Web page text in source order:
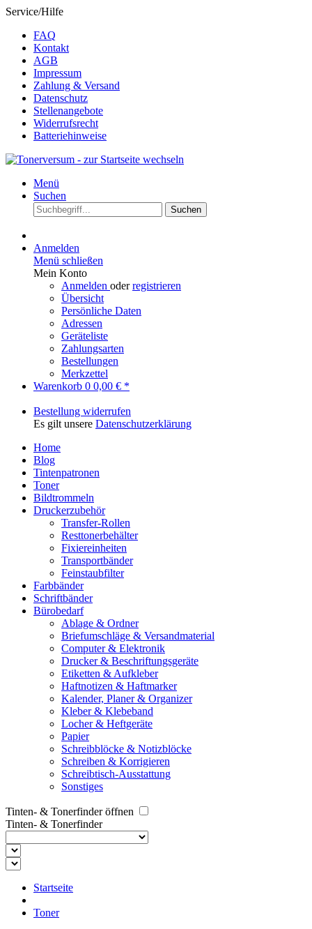
Service/Hilfe
FAQ
Kontakt
AGB
Impressum
Zahlung & Versand
Datenschutz
Stellenangebote
Widerrufsrecht
Batteriehinweise
Menü
Suchen
Suchen
Anmelden
Menü schließen
Mein Konto
Anmelden oderregistrieren
Übersicht
Persönliche Daten
Adressen
Geräteliste
Zahlungsarten
Bestellungen
Merkzettel
Warenkorb 0 0,00 € *
Bestellung widerrufen
Es gilt unsere Datenschutzerklärung
Home
Blog
Tintenpatronen
Toner
Bildtrommeln
Druckerzubehör
Transfer-Rollen
Resttonerbehälter
Fixiereinheiten
Transportbänder
Feinstaubfilter
Farbbänder
Schriftbänder
Bürobedarf
Ablage & Ordner
Briefumschläge & Versandmaterial
Computer & Elektronik
Drucker & Beschriftungsgeräte
Etiketten & Aufkleber
Haftnotizen & Haftmarker
Kalender, Planer & Organizer
Kleber & Klebeband
Locher & Heftgeräte
Papier
Schreibblöcke & Notizblöcke
Schreiben & Korrigieren
Schreibtisch-Ausstattung
Sonstiges
Tinten- & Tonerfinder öffnen
Tinten- & Tonerfinder
Startseite
Toner